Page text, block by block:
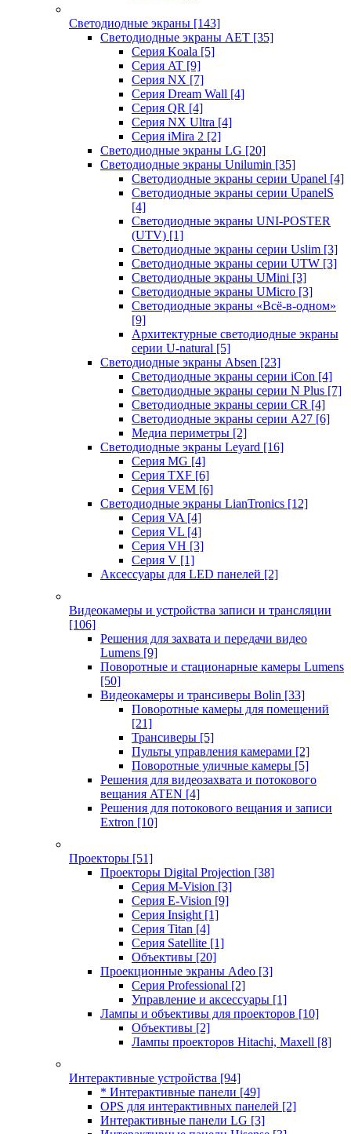
Светодиодные экраны [143]
Светодиодные экраны AET [35]
Cерия Koala [5]
Серия AT [9]
Серия NX [7]
Серия Dream Wall [4]
Серия QR [4]
Серия NX Ultra [4]
Серия iMira 2 [2]
Светодиодные экраны LG [20]
Светодиодные экраны Unilumin [35]
Светодиодные экраны серии Upanel [4]
Светодиодные экраны серии UpanelS
[4]
Светодиодные экраны UNI-POSTER
(UTV) [1]
Светодиодные экраны серии Uslim [3]
Светодиодные экраны серии UTW [3]
Светодиодные экраны UMini [3]
Светодиодные экраны UMicro [3]
Светодиодные экраны «Всё-в-одном»
[9]
Архитектурные светодиодные экраны
серии U-natural [5]
Светодиодные экраны Absen [23]
Светодиодные экраны серии iCon [4]
Светодиодные экраны серии N Plus [7]
Светодиодные экраны серии CR [4]
Светодиодные экраны серии А27 [6]
Медиа периметры [2]
Светодиодные экраны Leyard [16]
Серия MG [4]
Серия TXF [6]
Серия VEM [6]
Светодиодные экраны LianTronics [12]
Серия VA [4]
Серия VL [4]
Серия VH [3]
Серия V [1]
Аксессуары для LED панелей [2]
Видеокамеры и устройства записи и трансляции
[106]
Решения для захвата и передачи видео
Lumens [9]
Поворотные и стационарные камеры Lumens
[50]
Видеокамеры и трансиверы Bolin [33]
Поворотные камеры для помещений
[21]
Трансиверы [5]
Пульты управления камерами [2]
Поворотные уличные камеры [5]
Решения для видеозахвата и потокового
вещания ATEN [4]
Решения для потокового вещания и записи
Extron [10]
Проекторы [51]
Проекторы Digital Projection [38]
Серия M-Vision [3]
Серия E-Vision [9]
Серия Insight [1]
Серия Titan [4]
Серия Satellite [1]
Объективы [20]
Проекционные экраны Adeo [3]
Серия Professional [2]
Управление и аксессуары [1]
Лампы и объективы для проекторов [10]
Объективы [2]
Лампы проекторов Hitachi, Maxell [8]
Интерактивные устройства [94]
* Интерактивные панели [49]
OPS для интерактивных панелей [2]
Интерактивные панели LG [3]